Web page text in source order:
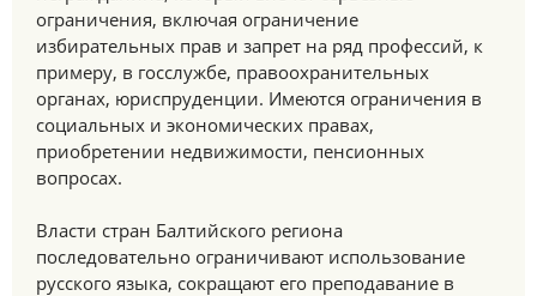
ограничения, включая ограничение
избирательных прав и запрет на ряд профессий, к
примеру, в госслужбе, правоохранительных
органах, юриспруденции. Имеются ограничения в
социальных и экономических правах,
приобретении недвижимости, пенсионных
вопросах.
Власти стран Балтийского региона
последовательно ограничивают использование
русского языка, сокращают его преподавание в